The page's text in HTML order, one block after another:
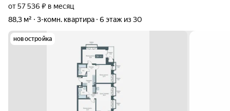
от 57 536 ₽ в месяц
88,3 м²
3-комн. квартира 6 этаж из 30
новостройка